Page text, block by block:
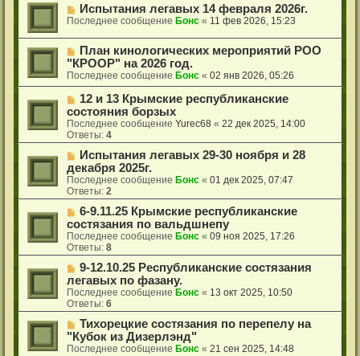
Испытания легавых 14 февраля 2026г.
Последнее сообщение Бонс « 11 фев 2026, 15:23
План кинологических мероприятий РОО
"КРООР" на 2026 год.
Последнее сообщение Бонс «02 янв 2026, 05:26
12 и 13 Крымские республиканские
состояния борзых
Последнее сообщениеYurec68 «22 дек 2025, 14:00
Ответы:4
Испытания легавых 29-30 ноября и 28
декабря 2025г.
Последнее сообщение Бонс «01 дек 2025, 07:47
Ответы:2
6-9.11.25 Крымские республиканские
состязания по вальдшнепу
Последнее сообщение Бонс «09 ноя 2025, 17:26
Ответы:8
9-12.10.25 Республиканские состязания
легавых по фазану.
Последнее сообщение Бонс « 13 окт 2025, 10:50
Ответы:6
Тихорецкие состязания по перепелу на
"Кубок из Дизерлэнд"
Последнее сообщение Бонс «21 сен 2025, 14:48